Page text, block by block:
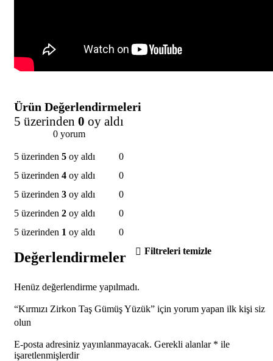
Ürün Değerlendirmeleri
5 üzerinden 0 oy aldı
0 yorum
5 üzerinden 5 oy aldı
0
5 üzerinden 4 oy aldı
0
5 üzerinden 3 oy aldı
0
5 üzerinden 2 oy aldı
0
5 üzerinden 1 oy aldı 0
Değerlendirmeler Filtreleri temizle
Henüz değerlendirme yapılmadı.
“Kırmızı Zirkon Taş Gümüş Yüzük” için yorum yapan ilk kişi siz
olun
E-posta adresiniz yayınlanmayacak. Gerekli alanlar * ile
işaretlenmişlerdir